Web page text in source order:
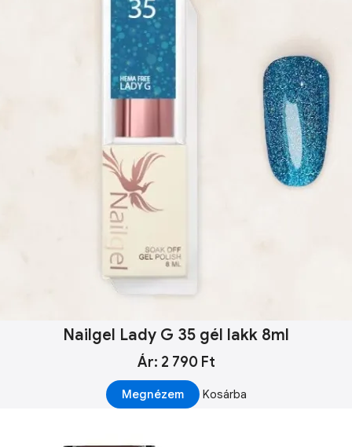
Nailgel Lady G 35 gél lakk 8ml
Ár: 2 790 Ft
Megnézem Kosárba